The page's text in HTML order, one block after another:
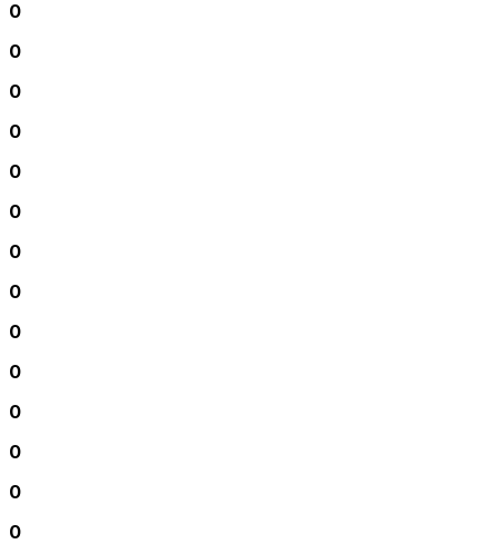
0
0
0
0
0
0
0
0
0
0
0
0
0
0